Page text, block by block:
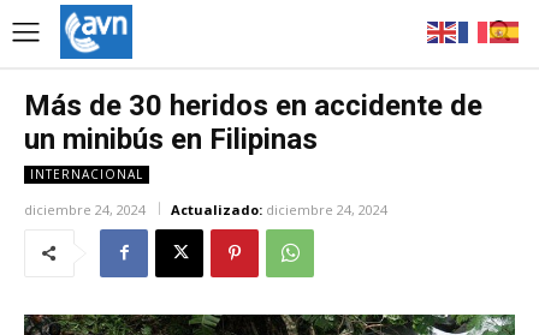
Más de 30 heridos en accidente de
un minibús en Filipinas
INTERNACIONAL
diciembre 24, 2024 Actualizado: diciembre 24, 2024